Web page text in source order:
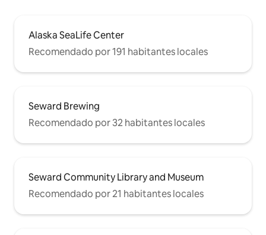
Alaska SeaLife Center
Recomendado por 191 habitantes locales
Seward Brewing
Recomendado por 32 habitantes locales
Seward Community Library and Museum
Recomendado por 21 habitantes locales